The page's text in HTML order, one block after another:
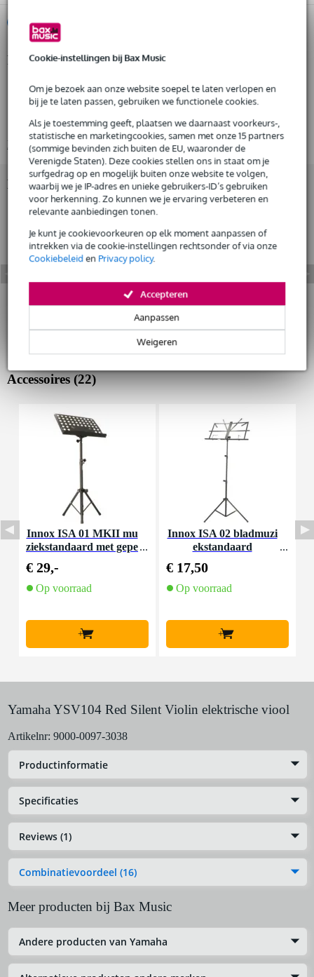
Cookie-instellingen bij Bax Music
Om je bezoek aan onze website soepel te laten verlopen en
bij je te laten passen, gebruiken we functionele cookies.
Als je toestemming geeft, plaatsen we daarnaast voorkeurs-,
statistische en marketingcookies, samen met onze 15 partners
(sommige bevinden zich buiten de EU, waaronder de
Verenigde Staten). Deze cookies stellen ons in staat om je
surfgedrag op en mogelijk buiten onze website te volgen,
waarbij we je IP-adres en unieke gebruikers-ID’s gebruiken
voor herkenning. Zo kunnen we je ervaring verbeteren en
relevante aanbiedingen tonen.
Je kunt je cookievoorkeuren op elk moment aanpassen of
intrekken via de cookie-instellingen rechtsonder of via onze
Cookiebeleiden Privacy policy.
Weigeren
Aanpassen
Accepteren
Huur dit product
Huur dit product al vanaf 78 euro per maand
€ 2.500,-
Gratisthuisbezorgd of op te halen in de winkel
Al na 4 maanden maandelijks opzegbaar
De mogelijkheid om je product(en) met korting te kopen
Snelle vervanging door Bax Music bij een defect
Huur dit product
Productinformatie
Yamaha silent viool
model: YSV-104
serie: Silent Series
Bekijk alle productspecificaties
Bekijk ook eens (2)
Accessoires (22)
Innox ISA 01 MKII mu
ziekstandaard met gepe
€ 29,-
Op voorraad
+
Innox ISA 02 bladmuzi
ekstandaard
€ 17,50
Op voorraad
+
Yamaha YSV104 Red Silent Violin elektrische viool
Artikelnr: 9000-0097-3038
Productinformatie
Specificaties
Reviews (1)
Combinatievoordeel (16)
Meer producten bij Bax Music
Andere producten van Yamaha